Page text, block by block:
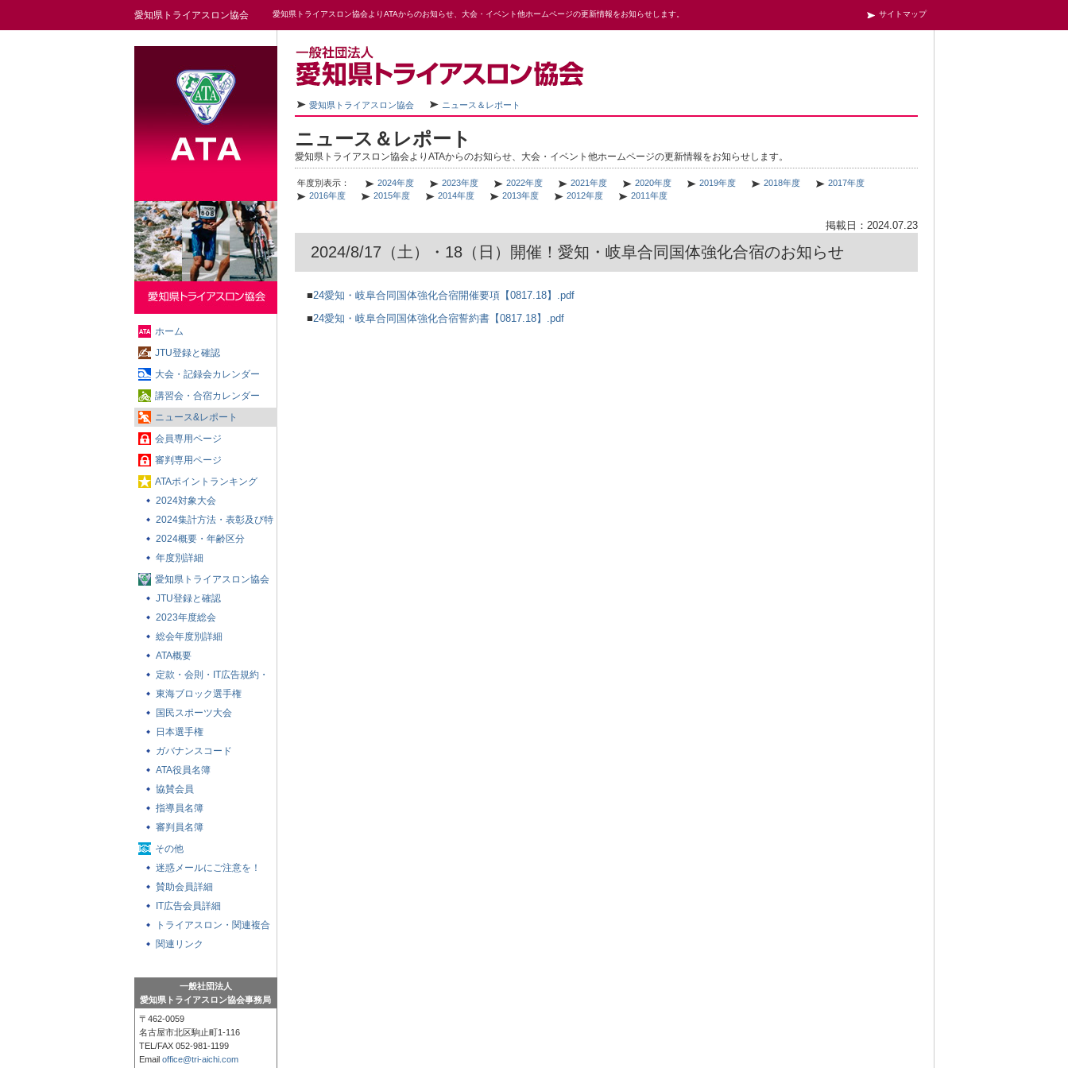
愛知県トライアスロン協会 愛知県トライアスロン協会よりATAからのお知らせ、大会・イベント他ホームページの更新情報をお知らせします。 サイトマップ
愛知県トライアスロン協会 ニュース＆レポート
ニュース＆レポート
愛知県トライアスロン協会よりATAからのお知らせ、大会・イベント他ホームページの更新情報をお知らせします。
年度別表示： 2024年度 2023年度 2022年度 2021年度 2020年度 2019年度 2018年度
2017年度
2016年度
2015年度 2014年度 2013年度 2012年度 2011年度
掲載日：2024.07.23
2024/8/17（土）・18（日）開催！愛知・岐阜合同国体強化合宿のお知らせ
■24愛知・岐阜合同国体強化合宿開催要項【0817.18】.pdf
■24愛知・岐阜合同国体強化合宿誓約書【0817.18】.pdf
ホーム
JTU登録と確認
大会・記録会カレンダー
講習会・合宿カレンダー
ニュース&レポート
会員専用ページ
審判専用ページ
ATAポイントランキング
2024対象大会
2024集計方法・表彰及び特
典
2024概要・年齢区分
年度別詳細
愛知県トライアスロン協会
とは
JTU登録と確認
2023年度総会
総会年度別詳細
ATA概要
定款・会則・IT広告規約・
賛助会員について
東海ブロック選手権
国民スポーツ大会
日本選手権
ガバナンスコード
ATA役員名簿
協賛会員
指導員名簿
審判員名簿
その他
迷惑メールにご注意を！
賛助会員詳細
IT広告会員詳細
トライアスロン・関連複合
競技の大会参加者への基本
関連リンク
一般社団法人
愛知県トライアスロン協会事務局
〒462-0059
名古屋市北区駒止町1-116
TEL/FAX 052-981-1199
Email office@tri-aichi.com